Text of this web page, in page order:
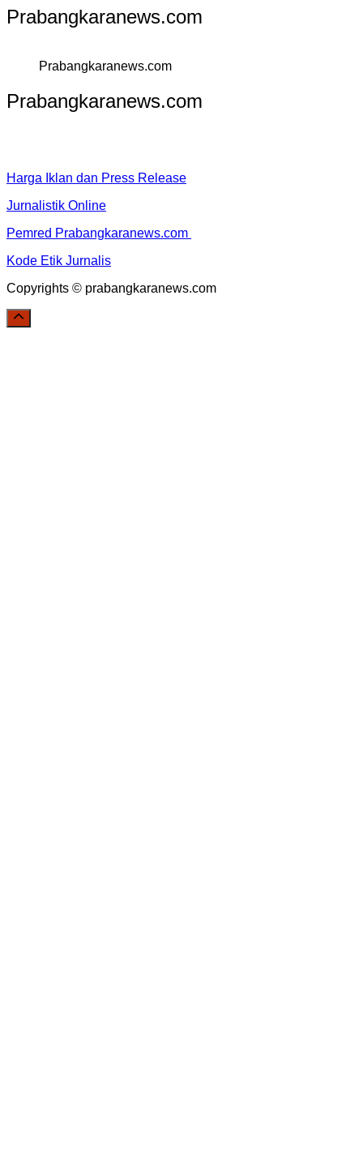
Prabangkaranews.com
Prabangkaranews.com
Prabangkaranews.com
Harga Iklan dan Press Release
Jurnalistik Online
Pemred Prabangkaranews.com
Kode Etik Jurnalis
Copyrights © prabangkaranews.com